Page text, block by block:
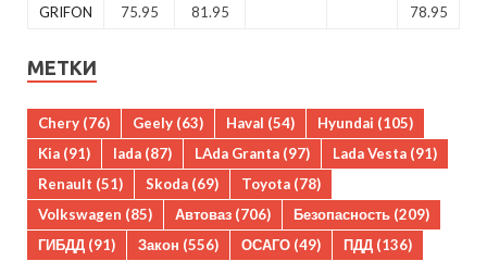
GRIFON
75.95 81.95 78.95
МЕТКИ
Chery (76) Geely (63) Haval (54) Hyundai (105)
Kia (91) lada (87) LAda Granta (97) Lada Vesta (91)
Renault (51) Skoda (69) Toyota (78)
Volkswagen (85) Автоваз (706) Безопасность (209)
ГИБДД (91) Закон (556) ОСАГО (49) ПДД (136)